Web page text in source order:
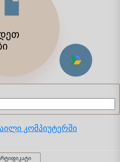
კომპიუტერში